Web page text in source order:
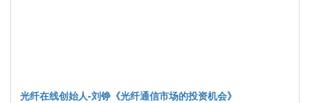
光纤在线创始人-刘铮《光纤通信市场的投资机会》